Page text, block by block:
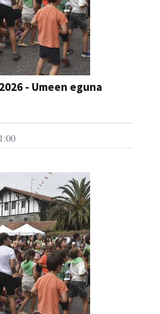
- Umeen eguna